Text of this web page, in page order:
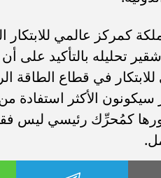
كمركز عالمي
تحليله بالتأكيد على
في قطاع الطاقة
سيكونون الأكثر استفادة
كمُحرِّك رئيسي ليس